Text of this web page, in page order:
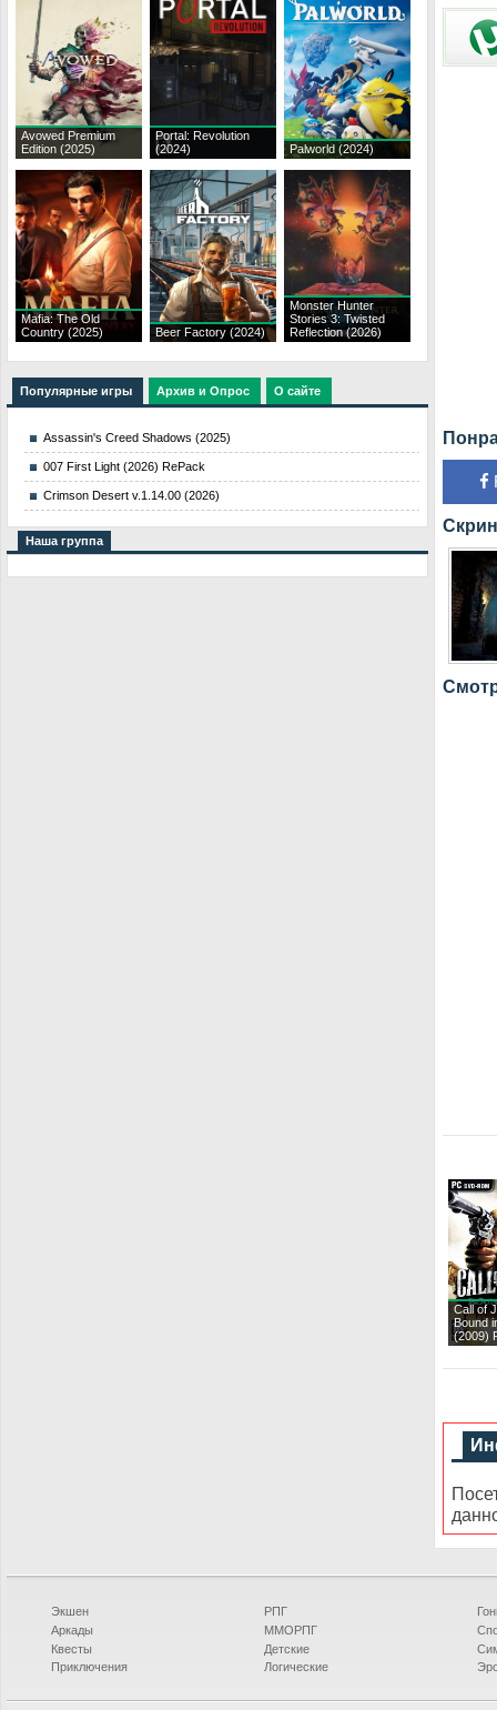
Avowed Premium
Edition (2025)
Portal: Revolution
(2024)
Palworld (2024)
Mafia: The Old
Country (2025)
Beer Factory (2024)
Monster Hunter
Stories 3: Twisted
Reflection (2026)
Популярные игры Архив и Опрос О сайте
Assassin's Creed Shadows (2025)
007 First Light (2026) RePack
Crimson Desert v.1.14.00 (2026)
Наша группа
Call of
Bound
(2009)
Экшен
Аркады
Квесты
Приключения
РПГ
ММОРПГ
Детские
Логические